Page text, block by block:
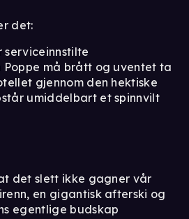
det:
Poppe må brått og uventet ta
gjennom den hektiske
umiddelbart et spinnvilt
det slett ikke gagner vår
en gigantisk afterski og
egentlige budskap